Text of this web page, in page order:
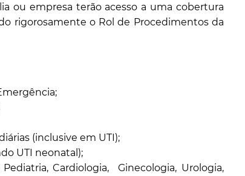
ou empresa terão acesso a uma cobertura
rigorosamente o Rol de Procedimentos da
(inclusive em UTI);
UTI neonatal);
Cardiologia, Ginecologia, Urologia,